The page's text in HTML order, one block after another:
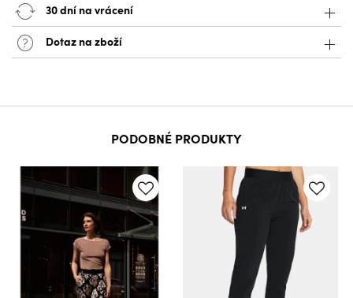
30 dní na vrácení
Dotaz na zboží
PODOBNÉ PRODUKTY